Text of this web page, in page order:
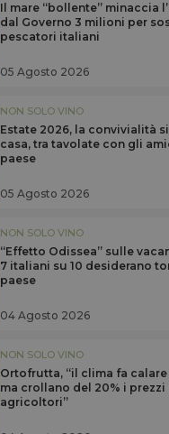
Il mare “bollente” minaccia
dal Governo 3 milioni per
pescatori italiani
05 Agosto 2026
NON SOLO VINO
Estate 2026, la convivialità
casa, tra tavolate con gli
paese
05 Agosto 2026
NON SOLO VINO
“Effetto Odissea” sulle
7 italiani su 10 desiderano
paese
04 Agosto 2026
NON SOLO VINO
Ortofrutta, “il clima fa
ma crollano del 20% i
agricoltori”